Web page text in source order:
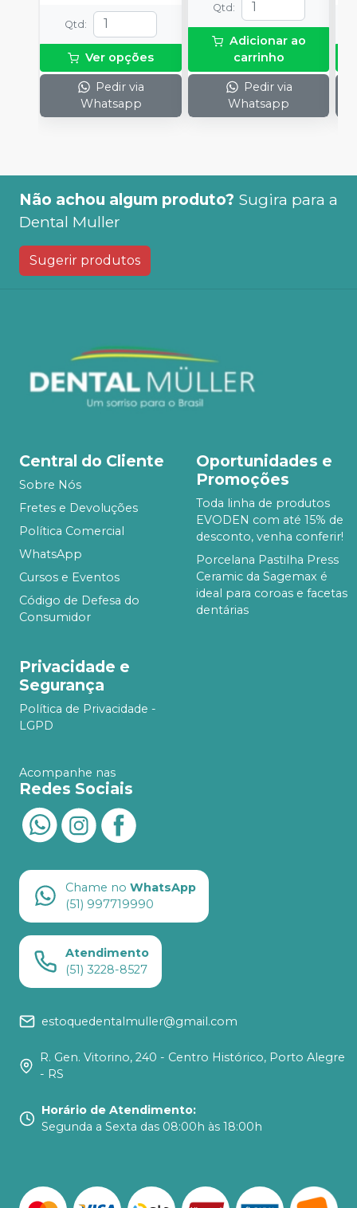
Qtd :
Ver opções
Pedir via
Whatsapp
Qtd :
Adicionar ao
carrinho
Pedir via
Whatsapp
Não achou algum produto? Sugira para a
Dental Muller
Sugerir produtos
Central do Cliente
Sobre Nós
Fretes e Devoluções
Política Comercial
WhatsApp
Cursos e Eventos
Código de Defesa do
Consumidor
Oportunidades e
Promoções
Toda linha de produtos
EVODEN com até 15% de
desconto, venha conferir!
Porcelana Pastilha Press
Ceramic da Sagemax é
ideal para coroas e facetas
dentárias
Privacidade e
Segurança
Política de Privacidade -
LGPD
Acompanhe nas
Redes Sociais
Chame no WhatsApp
(51) 997719990
Atendimento
(51) 3228-8527
estoquedentalmuller@gmail.com
R. Gen. Vitorino, 240 - Centro Histórico, Porto Alegre
- RS
Horário de Atendimento:
Segunda a Sexta das 08:00h às 18:00h